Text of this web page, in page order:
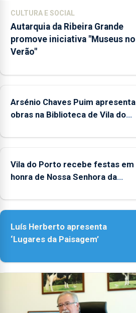
ficar
refém de
um único
indicador
CULTURA E SOCIAL
Autarquia da Ribeira Grande
promove iniciativa "Museus no
Verão"
Arsénio Chaves Puim apresenta
obras na Biblioteca de Vila do
Vila do Porto recebe festas em
honra de Nossa Senhora da
Luís Herberto apresenta
‘Lugares da Paisagem’